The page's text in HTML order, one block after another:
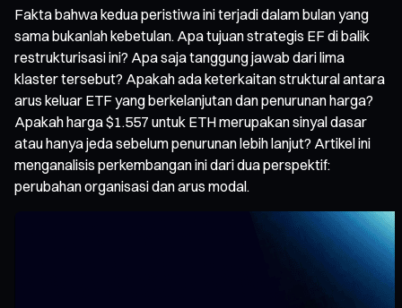
Fakta bahwa kedua peristiwa ini terjadi dalam bulan yang
sama bukanlah kebetulan. Apa tujuan strategis EF di balik
restrukturisasi ini? Apa saja tanggung jawab dari lima
klaster tersebut? Apakah ada keterkaitan struktural antara
arus keluar ETF yang berkelanjutan dan penurunan harga?
Apakah harga $1.557 untuk ETH merupakan sinyal dasar
atau hanya jeda sebelum penurunan lebih lanjut? Artikel ini
menganalisis perkembangan ini dari dua perspektif:
perubahan organisasi dan arus modal.